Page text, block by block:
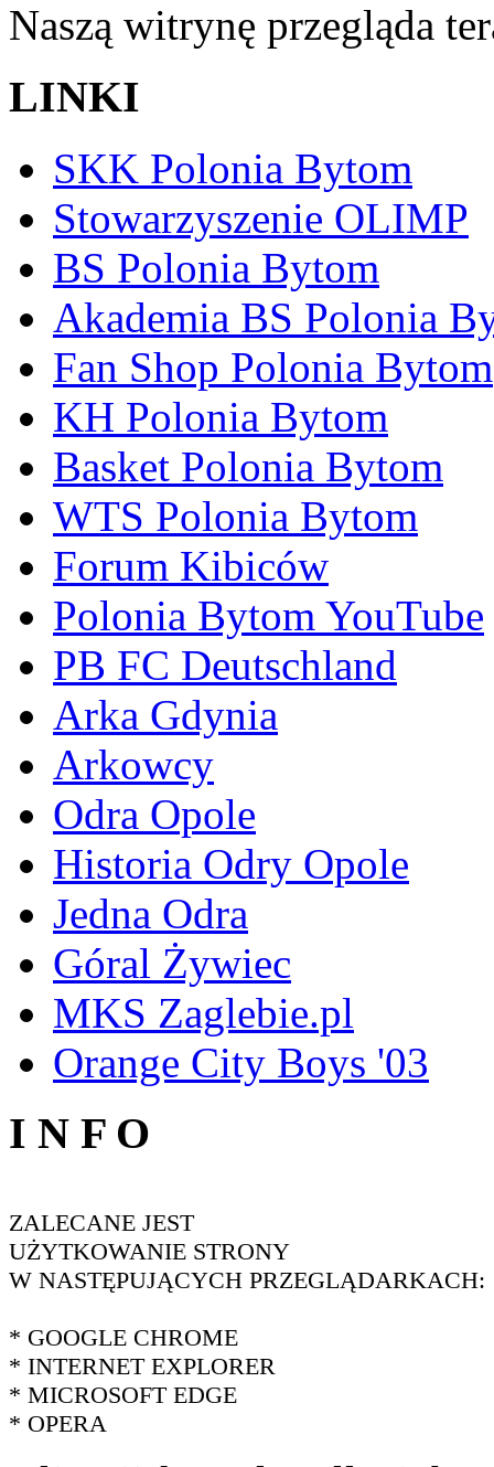
Naszą witrynę przegląda
LINKI
SKK Polonia Bytom
Stowarzyszenie OLIMP
BS Polonia Bytom
Akademia BS Polonia
Fan Shop Polonia Bytom
KH Polonia Bytom
Basket Polonia Bytom
WTS Polonia Bytom
Forum Kibiców
Polonia Bytom YouTube
PB FC Deutschland
Arka Gdynia
Arkowcy
Odra Opole
Historia Odry Opole
Jedna Odra
Góral Żywiec
MKS Zaglebie.pl
Orange City Boys '03
I N F O
ZALECANE JEST
UŻYTKOWANIE STRONY
W NASTĘPUJĄCYCH PRZEGLĄDARKACH:
* GOOGLE CHROME
* INTERNET EXPLORER
* MICROSOFT EDGE
* OPERA